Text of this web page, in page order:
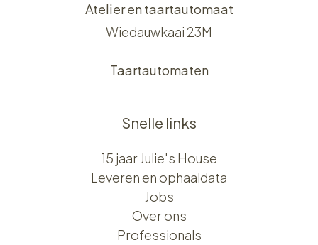
Atelier en taartautomaat
Wiedauwkaai 23M
Taartautomaten
Snelle links
15 jaar Julie's House
Leveren en ophaaldata
Jobs
Over ons​​
Professionals